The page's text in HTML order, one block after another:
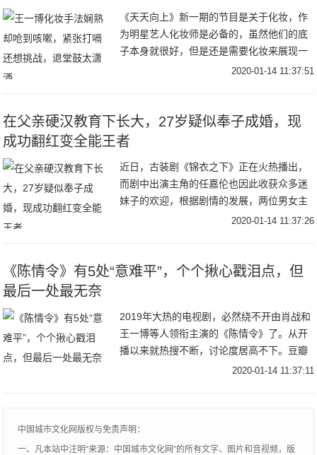
《天天向上》新一期的节目是关于化妆，作
为明星艺人化妆师是必备的，虽然他们的底
子本身就很好，但是还是需要化妆来展现一
个精致的自己。王一博在帮嘉宾化妆的过程
2020-01-14 11:37:51
在父亲硬汉教育下长大，27岁疑似奉子成婚，现
成功翻红变全能王者
近日，古装剧《锦衣之下》正在火热播出，
而剧中出演主角的任嘉伦也因此收获众多迷
妹子的欢迎，根据剧情的发展，两位男女主
角已经开始从日常互怼的模式向虐狗撒花的
2020-01-14 11:37:26
《陈情令》有5处“意难平”，个个揪心戳泪点，但
最后一处最无奈
2019年大热的电视剧，必然绕不开由肖战和
王一博等人领衔主演的《陈情令》了。从开
播以来就热搜不断，讨论度居高不下。豆瓣
评分从开播时的4.8分一路涨到8.2分，实力
2020-01-14 11:37:11
中国城市文化网版权与免责声明：
一、凡本站中注明“来源：中国城市文化网”的所有文字、图片和音视频，版